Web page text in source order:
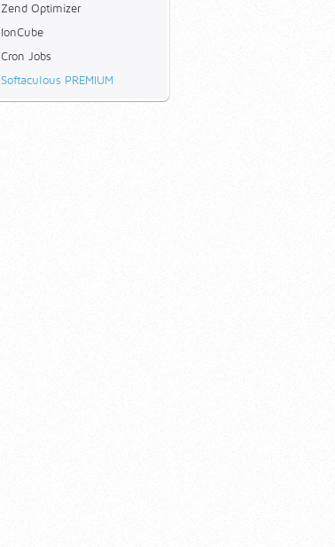
Zend Optimizer
IonCube
Cron Jobs
Softaculous PREMIUM